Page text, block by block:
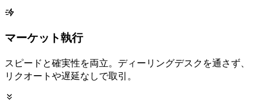
マーケット執行
スピードと確実性を両立。 ディーリングデスクを通さず、
リクオートや遅延なしで取引。